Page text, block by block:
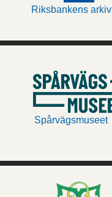
Riksbankens arkiv
Spårvägsmuseet